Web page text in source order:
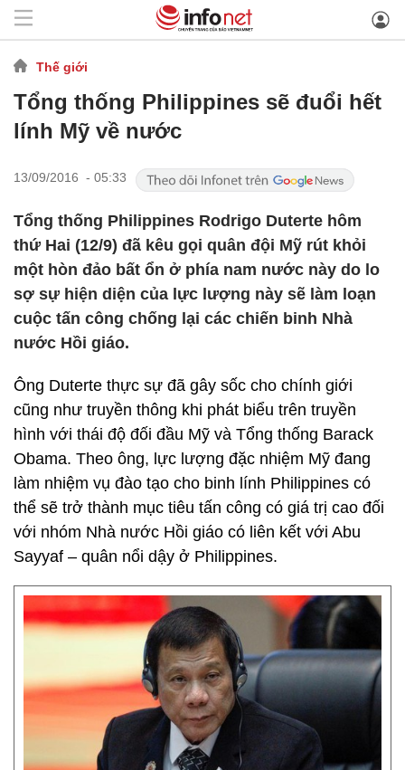
Thế giới
Tổng thống Philippines sẽ đuổi hết
lính Mỹ về nước
13/09/2016 - 05:33
Tổng thống Philippines Rodrigo Duterte hôm
thứ Hai (12/9) đã kêu gọi quân đội Mỹ rút khỏi
một hòn đảo bất ổn ở phía nam nước này do lo
sợ sự hiện diện của lực lượng này sẽ làm loạn
cuộc tấn công chống lại các chiến binh Nhà
nước Hồi giáo.
Ông Duterte thực sự đã gây sốc cho chính giới
cũng như truyền thông khi phát biểu trên truyền
hình với thái độ đối đầu Mỹ và Tổng thống Barack
Obama. Theo ông, lực lượng đặc nhiệm Mỹ đang
làm nhiệm vụ đào tạo cho binh lính Philippines có
thể sẽ trở thành mục tiêu tấn công có giá trị cao đối
với nhóm Nhà nước Hồi giáo có liên kết với Abu
Sayyaf – quân nổi dậy ở Philippines.